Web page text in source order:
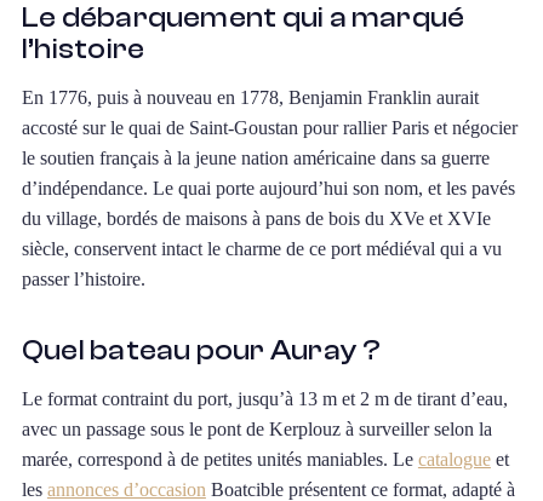
Le débarquement qui a marqué
l’histoire
En 1776, puis à nouveau en 1778, Benjamin Franklin aurait
accosté sur le quai de Saint-Goustan pour rallier Paris et négocier
le soutien français à la jeune nation américaine dans sa guerre
d’indépendance. Le quai porte aujourd’hui son nom, et les pavés
du village, bordés de maisons à pans de bois du XVe et XVIe
siècle, conservent intact le charme de ce port médiéval qui a vu
passer l’histoire.
Quel bateau pour Auray ?
Le format contraint du port, jusqu’à 13 m et 2 m de tirant d’eau,
avec un passage sous le pont de Kerplouz à surveiller selon la
marée, correspond à de petites unités maniables. Le catalogueet
les annonces d’occasion Boatcible présentent ce format, adapté à